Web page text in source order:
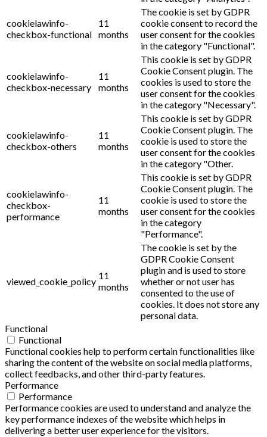
cookielawinfo-
checkbox-functional
11
months
The cookie is set by GDPR
cookie consent to record the
user consent for the cookies
in the category "Functional".
cookielawinfo-
checkbox-necessary
11
months
This cookie is set by GDPR
Cookie Consent plugin. The
cookies is used to store the
user consent for the cookies
in the category "Necessary".
cookielawinfo-
checkbox-others
11
months
This cookie is set by GDPR
Cookie Consent plugin. The
cookie is used to store the
user consent for the cookies
in the category "Other.
cookielawinfo-
checkbox-
performance
11
months
This cookie is set by GDPR
Cookie Consent plugin. The
cookie is used to store the
user consent for the cookies
in the category
"Performance".
viewed_cookie_policy
11
months
The cookie is set by the
GDPR Cookie Consent
plugin and is used to store
whether or not user has
consented to the use of
cookies. It does not store any
personal data.
Functional
Functional
Functional cookies help to perform certain functionalities like
sharing the content of the website on social media platforms,
collect feedbacks, and other third-party features.
Performance
Performance
Performance cookies are used to understand and analyze the
key performance indexes of the website which helps in
delivering a better user experience for the visitors.